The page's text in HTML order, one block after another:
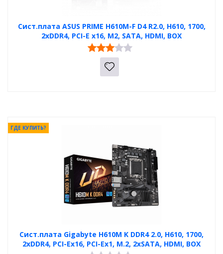
Сист.плата ASUS PRIME H610M-F D4 R2.0, H610, 1700,
2xDDR4, PCI-E x16, M2, SATA, HDMI, BOX
Сист.плата Gigabyte H610M K DDR4 2.0, H610, 1700,
2xDDR4, PCI-Ex16, PCI-Ex1, M.2, 2xSATA, HDMI, BOX
ГДЕ КУПИТЬ?